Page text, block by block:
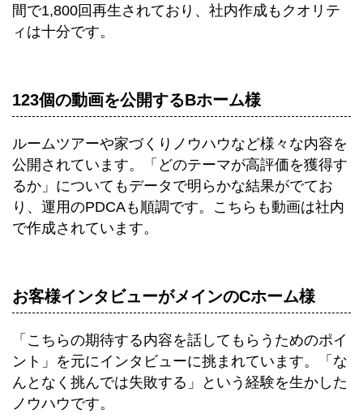
間で1,800回再生されており、社内作成もクオリテ
ィは十分です。
123個の動画を公開するBホーム様
ルームツアーや家づくりノウハウなど様々な内容を
公開されています。「どのテーマが高評価を獲得す
るか」についてもデータで明らかな結果がでてお
り、運用のPDCAも順調です。こちらも動画は社内
で作成されています。
お客様インタビューがメインのCホーム様
「こちらの期待する内容を話してもらうためのポイ
ント」を元にインタビューに挑まれています。「な
んとなく挑んでは失敗する」という経験を生かした
ノウハウです。